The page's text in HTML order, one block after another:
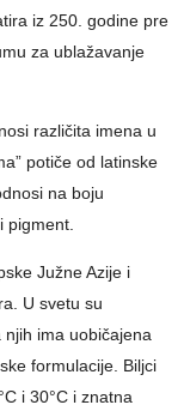
iz 250. godine pre
za ublažavanje
različita imena u
potiče od latinske
na boju
pigment.
Južne Azije i
U svetu su
njih ima uobičajena
formulacije. Biljci
i 30°C i znatna